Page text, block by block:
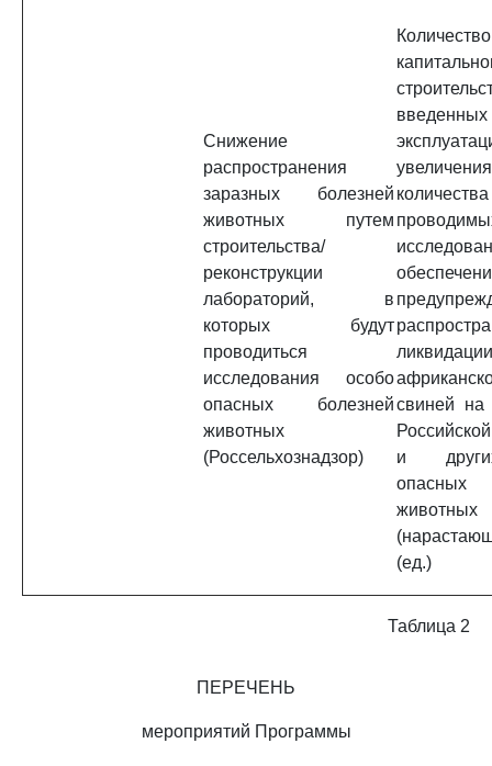
Снижение
распространения
заразных болезней
животных путем
строительства/
реконструкции
лабораторий, в
которых будут
проводиться
исследования особо
опасных болезней
животных
(Россельхознадзор)
увеличения
количества
ликвидации
свиней на
и
опасных
животных
(ед.)
Таблица 2
ПЕРЕЧЕНЬ
мероприятий Программы